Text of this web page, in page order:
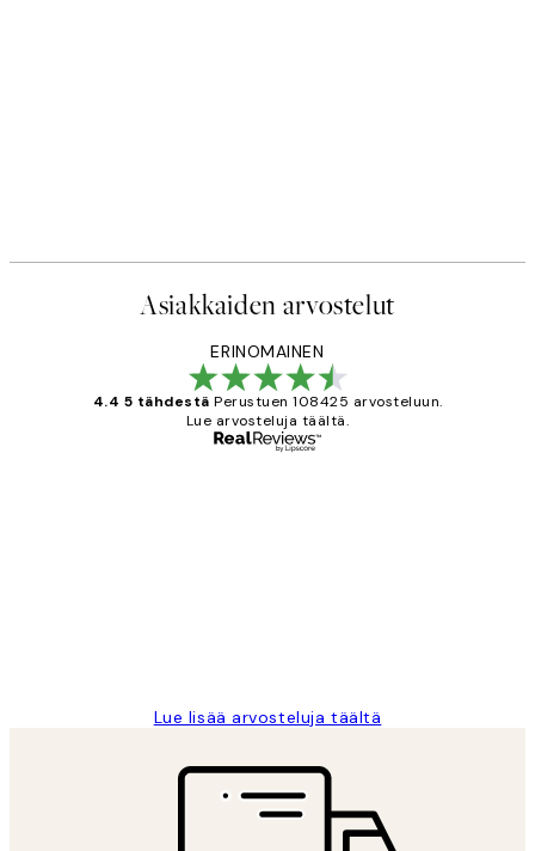
Asiakkaiden arvostelut
ERINOMAINEN
4.4 5 tähdestä Perustuen 108425 arvosteluun.
Lue arvosteluja täältä.
Lue lisää arvosteluja täältä